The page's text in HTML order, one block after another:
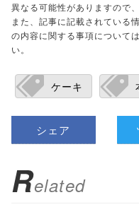
異なる可能性がありますので
また、記事に記載されている
の内容に関する事項について
い。
ケーキ
シェア
Related